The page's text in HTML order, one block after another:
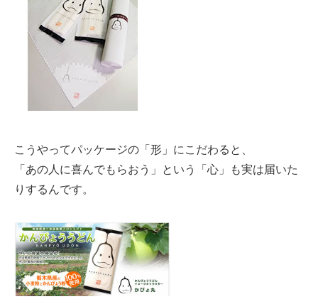
こうやってパッケージの「形」にこだわると、
「あの人に喜んでもらおう」という「心」も実は届いた
りするんです。